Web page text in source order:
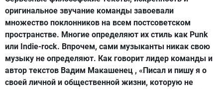
оригинальное звучание команды завоевали
множество поклонников на всем постсоветском
пространстве. Многие определяют их стиль как Punk
или Indie-rock. Впрочем, сами музыканты никак свою
музыку не определяют. Как говорит лидер команды и
автор текстов Вадим Макашенец , «Писал и пишу я о
своей личной и общественной жизни, которую не